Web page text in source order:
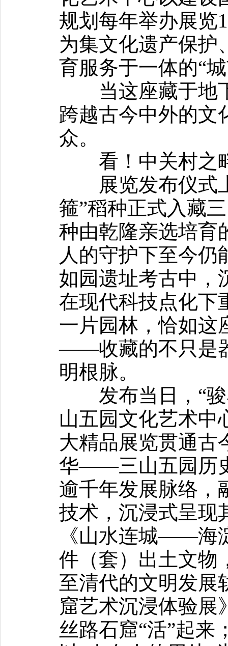
规划每年举办展览
为集文化遗产保护
育服务于一体的“
当这座藏于地
跨越古今中外的文
众。
看！中关村之
展览发布仪式
箍”稻种正式入藏
种由乾隆亲选培育
人的守护下至今仍
如园遗址考古中，
在现代科技点化下
一片园林，恰如这
——收藏的不只是
明根脉。
发布当日，“骏
山五园文化艺术中
大精品展览贯通古
华——三山五园历
逾千年发展脉络，
技术，沉浸式呈现
《山水连城——海
件（套）出土文物
至清代的文明发
窟艺术沉浸体验展
丝路石窟“活”起来